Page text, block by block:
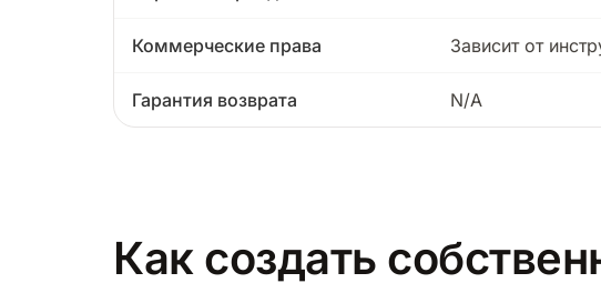
Коммерческие права Зависит от
Гарантия возврата N/A
Как создать